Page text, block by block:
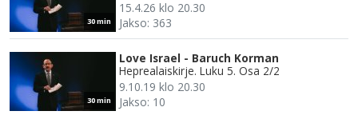
30 min
15.4.26 klo 20.30
Jakso: 363
30 min
Love Israel - Baruch Korman
Heprealaiskirje. Luku 5. Osa 2/2
9.10.19 klo 20.30
Jakso: 10